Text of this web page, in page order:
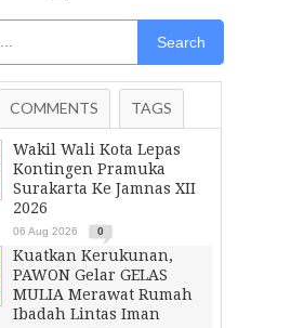
Search
COMMENTS TAGS
Wakil Wali Kota Lepas
Kontingen Pramuka
Surakarta Ke Jamnas XII
2026
06 Aug 2026 0
Kuatkan Kerukunan,
PAWON Gelar GELAS
MULIA Merawat Rumah
Ibadah Lintas Iman